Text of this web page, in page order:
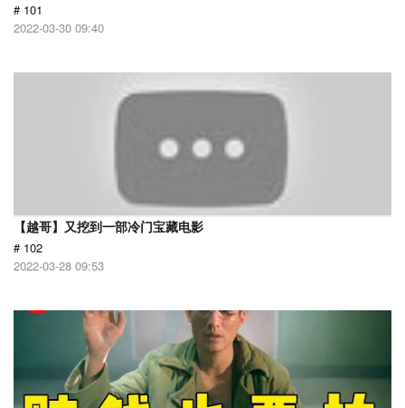
# 101
2022-03-30 09:40
【越哥】又挖到一部冷门宝藏电影
# 102
2022-03-28 09:53